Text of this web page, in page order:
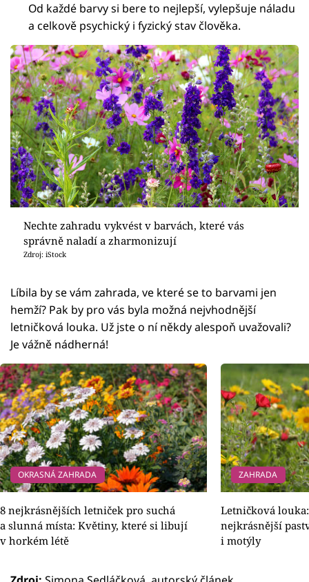
Od každé barvy si bere to nejlepší, vylepšuje náladu
a celkově psychický i fyzický stav člověka.
Nechte zahradu vykvést v barvách, které vás
správně naladí a zharmonizují
Zdroj: iStock
Líbila by se vám zahrada, ve které se to barvami jen
hemží? Pak by pro vás byla možná nejvhodnější
letničková louka. Už jste o ní někdy alespoň uvažovali?
Je vážně nádherná!
OKRASNÁ ZAHRADA
8 nejkrásnějších letniček pro suchá
a slunná místa: Květiny, které si libují
v horkém létě
ZAHRADA
Letničková
nejkrásnější
i motýly